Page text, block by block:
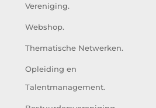
Vereniging.
Webshop.
Thematische Netwerken.
Opleiding en
Talentmanagement.